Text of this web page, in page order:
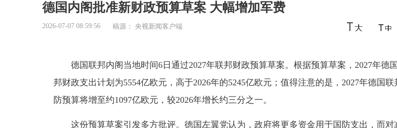
德国内阁批准新财政预算草案 大幅增加军费
2026-07-07 08:59:56 稿源： 央视新闻客户端
德国联邦内阁当地时间6日通过2027年联邦财政预算草案。根据预算草案，2027年德
邦财政支出计划为5554亿欧元，高于2026年的5245亿欧元；值得注意的是，2027年德国联
防预算将增至约1097亿欧元，较2026年增长约三分之一。
这份预算草案引发多方批评。德国左翼党认为，政府将更多资金用于国防支出，而对